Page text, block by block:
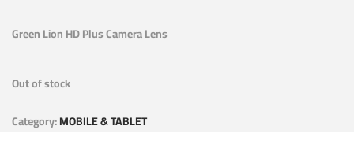
Green Lion HD Plus Camera Lens
Out of stock
Category:MOBILE & TABLET